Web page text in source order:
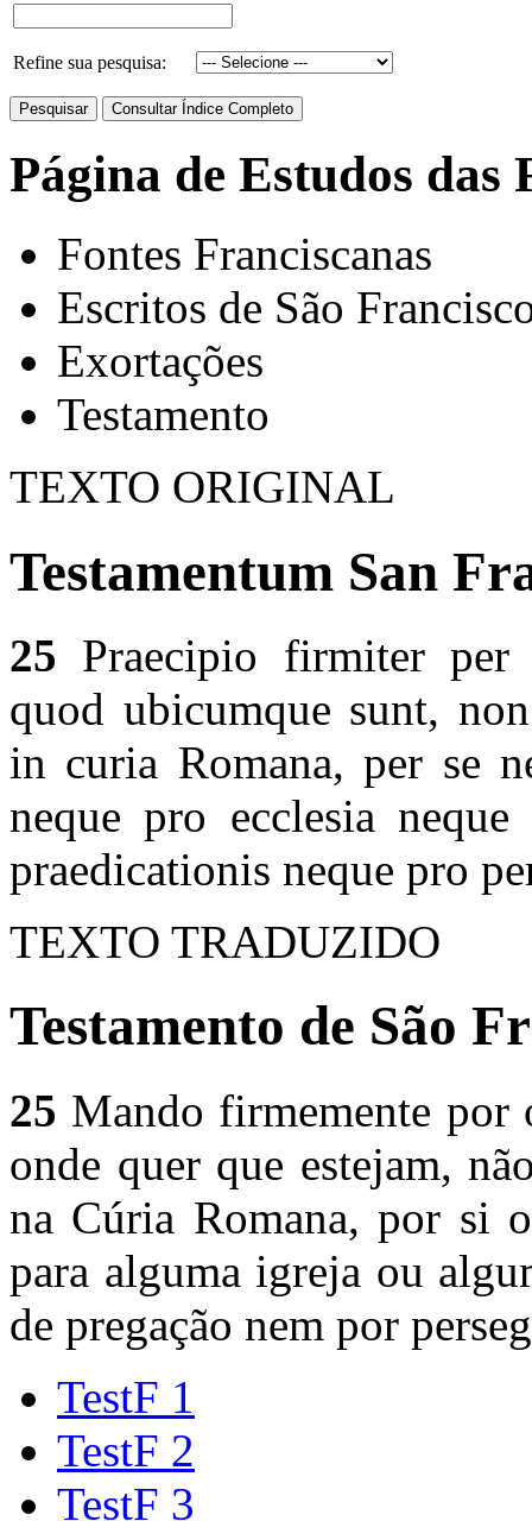
Refine sua pesquisa:
Página de Estudos das
Fontes Franciscanas
Escritos de São
Exortações
Testamento
TEXTO ORIGINAL
Testamentum San
25 Praecipio firmiter per
quod ubicumque sunt,
in curia Romana, per se
neque pro ecclesia
praedicationis neque pro
TEXTO TRADUZIDO
Testamento de São
25 Mando firmemente por
onde quer que estejam,
na Cúria Romana, por si
para alguma igreja ou
de pregação nem por
TestF 1
TestF 2
TestF 3